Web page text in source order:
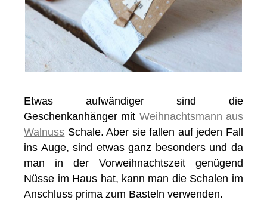
Etwas aufwändiger sind die
Geschenkanhänger mit Weihnachtsmann aus
Walnuss Schale. Aber sie fallen auf jeden Fall
ins Auge, sind etwas ganz besonders und da
man in der Vorweihnachtszeit genügend
Nüsse im Haus hat, kann man die Schalen im
Anschluss prima zum Basteln verwenden.